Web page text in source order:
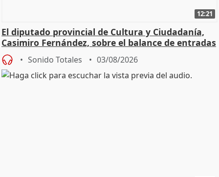
12:21
El diputado provincial de Cultura y Ciudadanía,
Casimiro Fernández, sobre el balance de entradas
Sonido Totales 03/08/2026